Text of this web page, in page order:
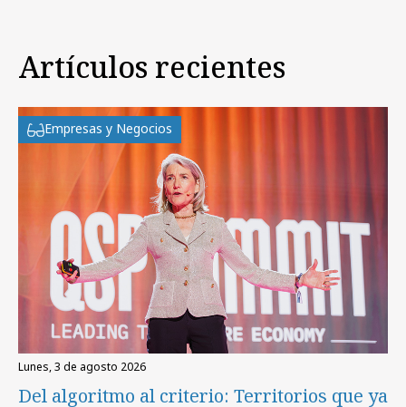
Artículos recientes
Empresas y Negocios
lunes, 3 de agosto 2026
Del algoritmo al criterio: Territorios que ya